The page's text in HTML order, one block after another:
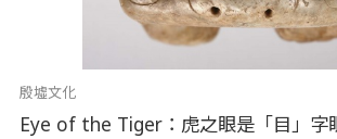
殷墟文化
Eye of the Tiger：虎之眼是「目」字